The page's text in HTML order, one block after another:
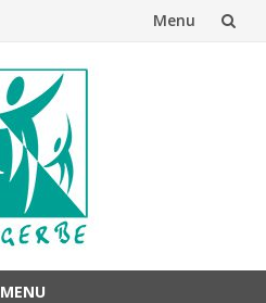
Menu
MENU